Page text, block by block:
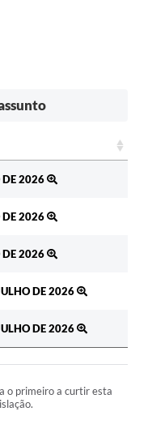
DE 2026
DE 2026
DE 2026
DE 2026
DE 2026
o primeiro a curtir esta